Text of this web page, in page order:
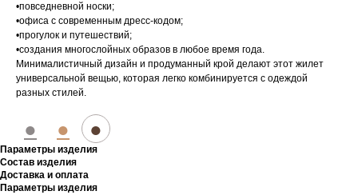
•повседневной носки;
•офиса с современным дресс-кодом;
•прогулок и путешествий;
•создания многослойных образов в любое время года.
Минималистичный дизайн и продуманный крой делают этот жилет
универсальной вещью, которая легко комбинируется с одеждой
разных стилей.
● ● ●
Параметры изделия
Состав изделия
Доставка и оплата
Параметры изделия